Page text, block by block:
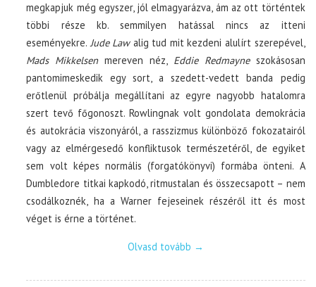
megkapjuk még egyszer, jól elmagyarázva, ám az ott történtek
többi része kb. semmilyen hatással nincs az itteni
eseményekre.Jude Lawalig tud mit kezdeni alulírt szerepével,
Mads Mikkelsenmereven néz, Eddie Redmayneszokásosan
pantomimeskedik egy sort, a szedett-vedett banda pedig
erőtlenül próbálja megállítani az egyre nagyobb hatalomra
szert tevő főgonoszt. Rowlingnak volt gondolata demokrácia
és autokrácia viszonyáról, a rasszizmus különböző fokozatairól
vagy az elmérgesedő konfliktusok természetéről, de egyiket
sem volt képes normális (forgatókönyvi) formába önteni. A
Dumbledore titkai kapkodó, ritmustalan és összecsapott – nem
csodálkoznék, ha a Warner fejeseinek részéről itt és most
véget is érne a történet.
Olvasd tovább →